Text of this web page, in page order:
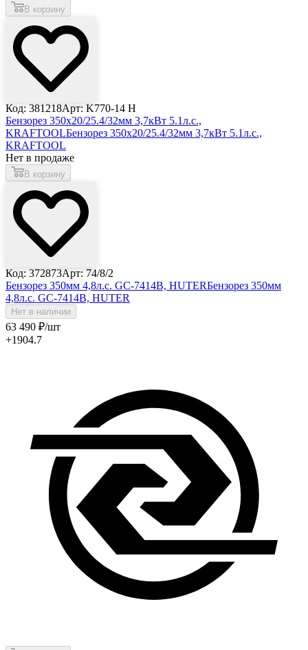
В корзину
Код: 381218Арт: K770-14 H
Бензорез 350x20/25.4/32мм 3,7кВт 5.1л.с.,
KRAFTOOLБензорез 350x20/25.4/32мм 3,7кВт 5.1л.с.,
KRAFTOOL
Нет в продаже
В корзину
Код: 372873Арт: 74/8/2
Бензорез 350мм 4,8л.с. GC-7414B, HUTERБензорез 350мм
4,8л.с. GC-7414B, HUTER
Нет в наличии
63 490 ₽/шт
+1904.7